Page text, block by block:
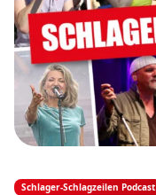
Schlager-Schlagzeilen Podcast